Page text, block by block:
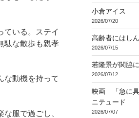
ている。ステイ
駄な散歩も親孝
な動機を持って
服で過ごし、
小倉アイス
2026/07/20
高齢者にはし
2026/07/15
若隆景が関脇に
2026/07/12
映画 「急に具
ニテュード
2026/07/07